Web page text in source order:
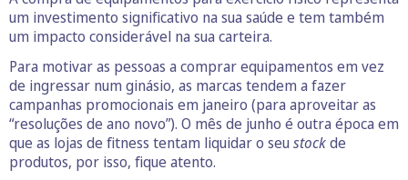
um investimento significativo na sua saúde e tem também
um impacto considerável na sua carteira.
Para motivar as pessoas a comprar equipamentos em vez
de ingressar num ginásio, as marcas tendem a fazer
campanhas promocionais em janeiro (para aproveitar as
“resoluções de ano novo”). O mês de junho é outra época em
que as lojas de fitness tentam liquidar o seu stockde
produtos, por isso, fique atento.